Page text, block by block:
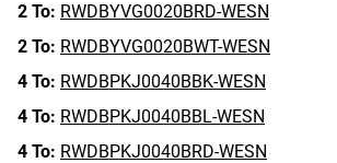
2 To: RWDBYVG0020BRD-WESN
2 To: RWDBYVG0020BWT-WESN
4 To: RWDBPKJ0040BBK-WESN
4 To: RWDBPKJ0040BBL-WESN
4 To: RWDBPKJ0040BRD-WESN